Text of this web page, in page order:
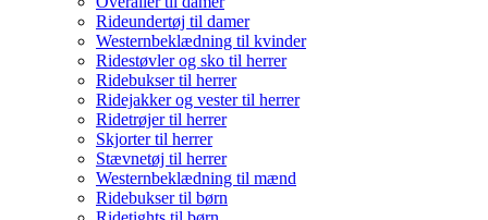
Rideundertøj til damer
Westernbeklædning til kvinder
Ridestøvler og sko til herrer
Ridebukser til herrer
Ridejakker og vester til herrer
Ridetrøjer til herrer
Skjorter til herrer
Stævnetøj til herrer
Westernbeklædning til mænd
Ridebukser til børn